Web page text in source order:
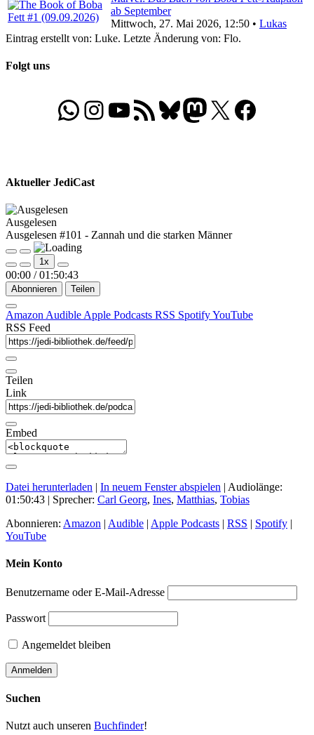
ab September
Mittwoch, 27. Mai 2026, 12:50 • Lukas
Eintrag erstellt von: Luke. Letzte Änderung von: Flo.
Folgt uns
WhatsApp
Folgt uns auf Instagram
Besucht unseren YouTube-Kanal
RSS-FeedBluesky
Folgt uns auf Mastodon
X Folgt uns auf
Aktueller JediCast
Ausgelesen
Ausgelesen #101 - Zannah und die starken Männer
Play
Episode
Pause
Episode
1x
00:00 / 01:50:43
Abonnieren Teilen
Amazon Audible Apple Podcasts RSS SpotifyYouTube
RSS Feed
Teilen
Link
Embed
Datei herunterladen | In neuem Fenster abspielen | Audiolänge:
01:50:43 | Sprecher: Carl Georg, Ines, Matthias, Tobias
Abonnieren: Amazon | Audible | Apple Podcasts | RSS | Spotify |
YouTube
Mein Konto
Benutzername oder E-Mail-Adresse
Passwort
Angemeldet bleiben
Suchen
Nutzt auch unseren Buchfinder!